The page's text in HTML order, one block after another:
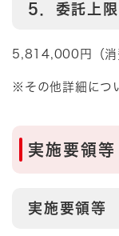
5．委託上
5,814,000円（消
※その他詳細につ
実施要領等
実施要領等